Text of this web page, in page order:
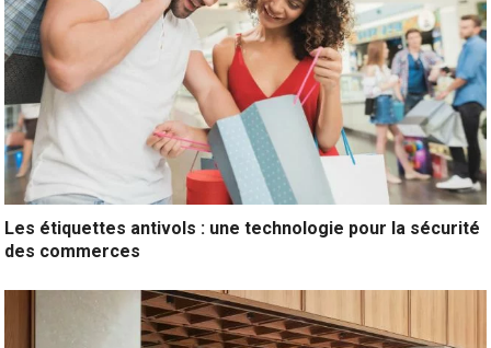
Les étiquettes antivols : une technologie pour la sécurité
des commerces